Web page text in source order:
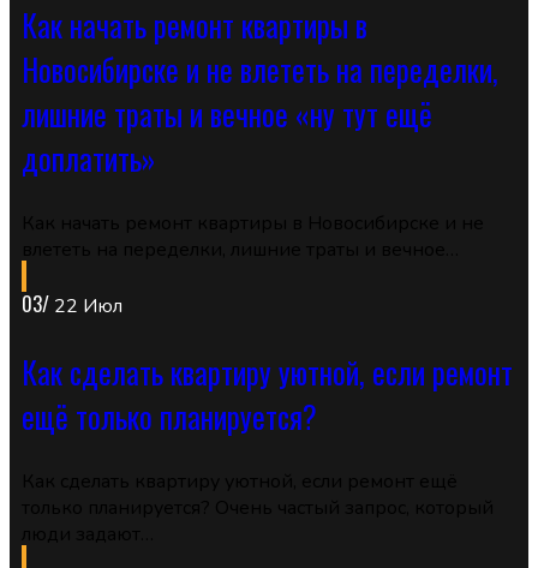
Как начать ремонт квартиры в
Новосибирске и не влететь на переделки,
лишние траты и вечное «ну тут ещё
доплатить»
03/ 22 Июл
Как сделать квартиру уютной, если ремонт
ещё только планируется?